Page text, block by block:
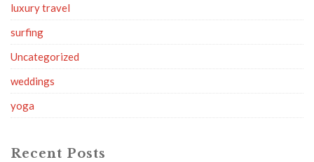
luxury travel
surfing
Uncategorized
weddings
yoga
Recent Posts